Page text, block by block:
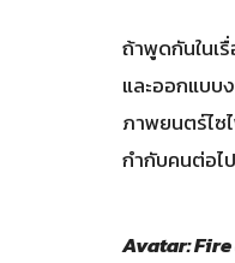
ถ้าพูดกันในเ
และออกแบ
ภาพยนตร์ไซ
กำกับคนต่อไ
Avatar: